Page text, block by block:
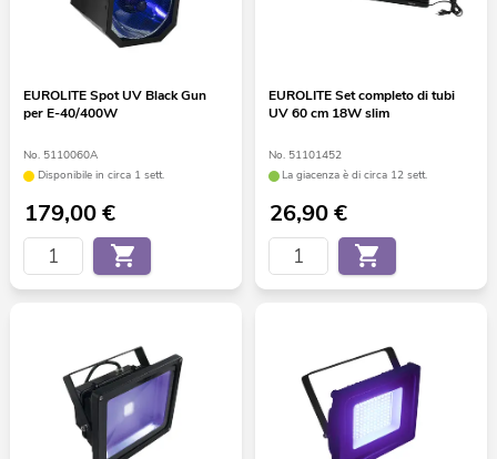
EUROLITE Spot UV Black Gun
per E-40/400W
No. 5110060A
Disponibile in circa 1 sett.
179,00€
EUROLITE Set completo di tubi
UV 60 cm 18W slim
No. 51101452
La giacenza è di circa 12 sett.
26,90€